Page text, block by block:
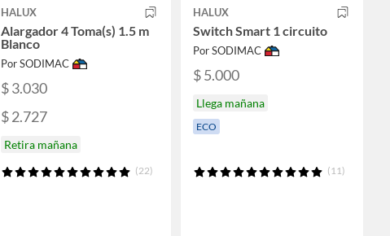
HALUX
Alargador 4 Toma(s) 1.5 m
Blanco
Por SODIMAC
$ 3.030
$ 2.727
Retira mañana
(22)
HALUX
Switch Smart 1 circuito
Por SODIMAC
$ 5.000
Llega mañana
ECO
(11)